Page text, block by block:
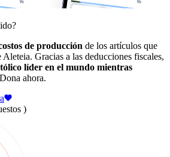
de producción de los artículos que
Gracias a las deducciones fiscales,
líder en el mundo mientras
Dona ahora.
)